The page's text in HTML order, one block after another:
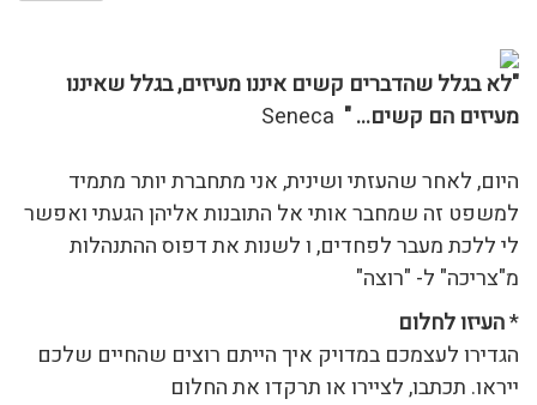
"לא בגלל שהדברים קשים איננו מעיזים, בגלל שאיננו
מעיזים הם קשים…"
היום, לאחר שהעזתי ושינית, אני מתחברת יותר מתמיד
למשפט זה שמחבר אותי אל התובנות אליהן הגעתי ואפשר
לי ללכת מעבר לפחדים, ו לשנות את דפוס ההתנהלות
מ"צריכה" ל- "רוצה"
*העיזו לחלום
הגדירו לעצמכם במדויק איך הייתם רוצים שהחיים שלכם
ייראו. תכתבו, לציירו או תרקדו את החלום